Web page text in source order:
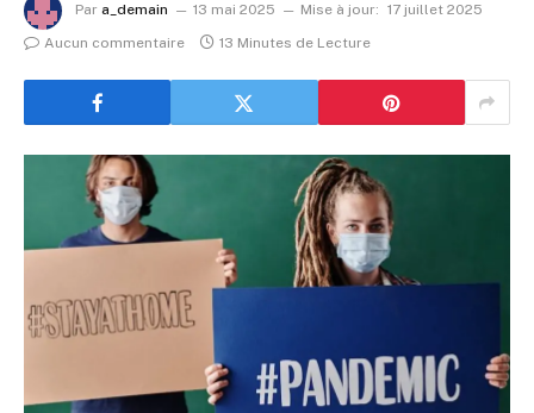
Par a_demain 13 mai 2025 Mise à jour: 17 juillet 2025
Aucun commentaire
13 Minutes de Lecture